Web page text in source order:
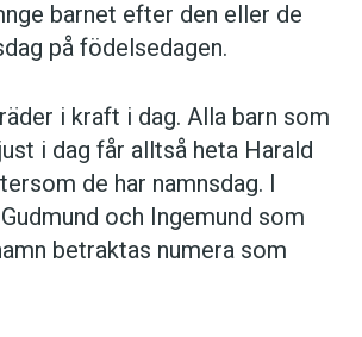
barnet efter den eller de
på födelsedagen.
i kraft i dag. Alla barn som
i dag får alltså heta Harald
de har namnsdag. I
och Ingemund som
betraktas numera som